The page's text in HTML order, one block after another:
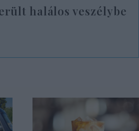
halálos veszélybe